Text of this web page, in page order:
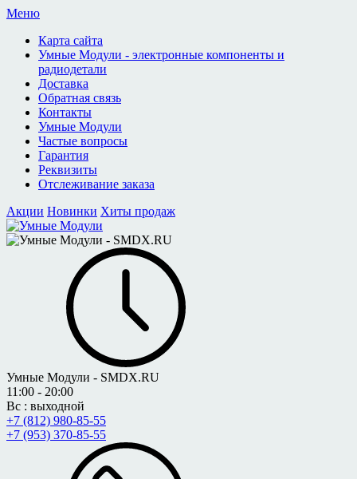
Меню
Карта сайта
Умные Модули - электронные компоненты и
радиодетали
Доставка
Обратная связь
Контакты
Умные Модули
Частые вопросы
Гарантия
Реквизиты
Отслеживание заказа
Акции Новинки Хиты продаж
Умные Модули - SMDX.RU
11:00 - 20:00
Вс : выходной
+7 (812) 980-85-55
+7 (953) 370-85-55